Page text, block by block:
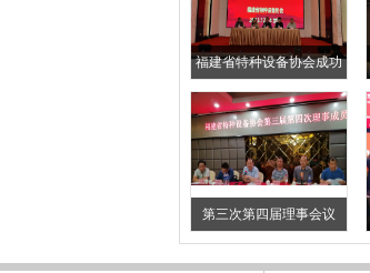
福建省特种设备协会成功
举办特种设备生产和使用
单位（质量）安全总监、
（质量）安全员培训班
第三次第四届理事会议